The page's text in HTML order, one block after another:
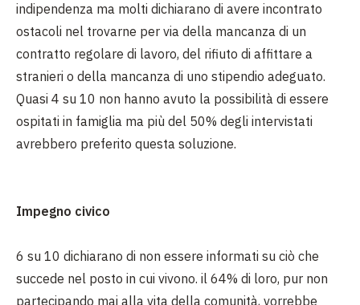
indipendenza ma molti dichiarano di avere incontrato
ostacoli nel trovarne per via della mancanza di un
contratto regolare di lavoro, del rifiuto di affittare a
stranieri o della mancanza di uno stipendio adeguato.
Quasi 4 su 10 non hanno avuto la possibilità di essere
ospitati in famiglia ma più del 50% degli intervistati
avrebbero preferito questa soluzione.
Impegno civico
6 su 10 dichiarano di non essere informati su ciò che
succede nel posto in cui vivono. il 64% di loro, pur non
partecipando mai alla vita della comunità, vorrebbe